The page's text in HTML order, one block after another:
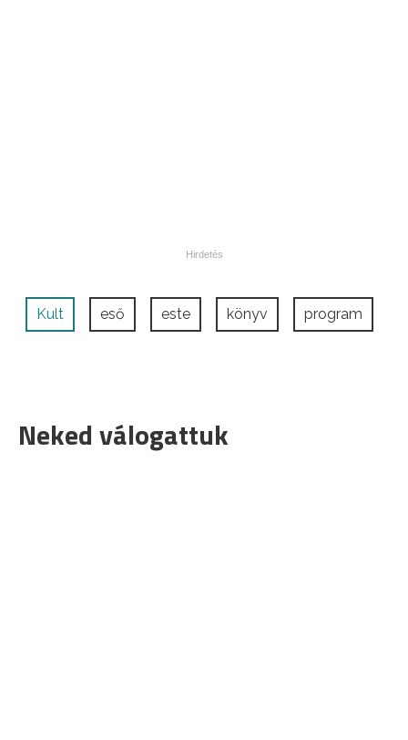
Kult eső este könyv program
Neked válogattuk